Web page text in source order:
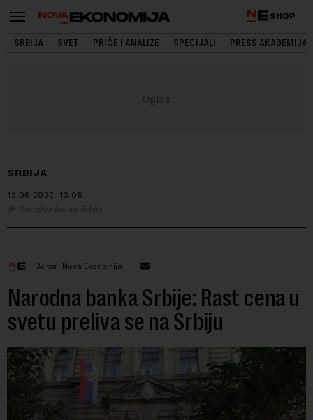
SHOP
SRBIJA SVET PRIČE I ANALIZE SPECIJALI PRESS AKADEMIJA
SRBIJA
13.06.2022. 13:05
Narodna banka Srbije
Autor: Nova Ekonomija
Narodna banka Srbije: Rast cena u
svetu preliva se na Srbiju